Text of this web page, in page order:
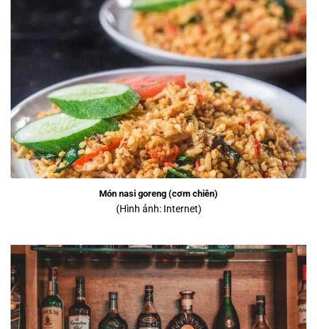
Món nasi goreng (cơm chiên)
(Hình ảnh: Internet)